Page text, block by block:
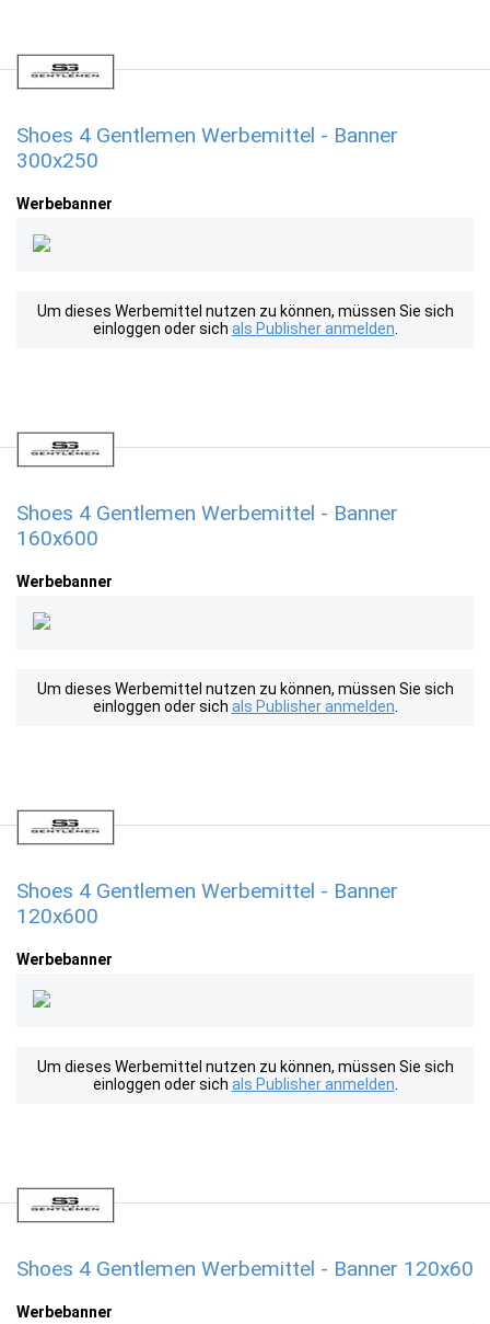
Shoes 4 Gentlemen Werbemittel - Banner
300x250
Werbebanner
Um dieses Werbemittel nutzen zu können, müssen Sie sich
einloggen oder sich als Publisher anmelden
Shoes 4 Gentlemen Werbemittel - Banner
160x600
Werbebanner
Um dieses Werbemittel nutzen zu können, müssen Sie sich
einloggen oder sich als Publisher anmelden
Shoes 4 Gentlemen Werbemittel - Banner
120x600
Werbebanner
Um dieses Werbemittel nutzen zu können, müssen Sie sich
einloggen oder sich als Publisher anmelden
Shoes 4 Gentlemen Werbemittel - Banner 120x60
Werbebanner